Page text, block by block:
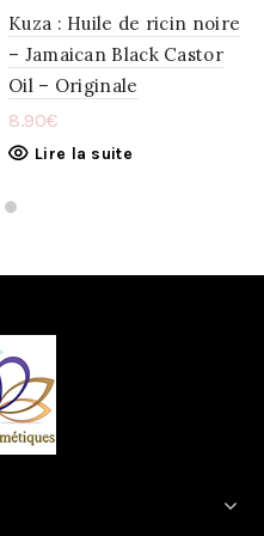
Kuza : Huile de ricin noire
– Jamaican Black Castor
Oil – Originale
8.90€
Lire la suite